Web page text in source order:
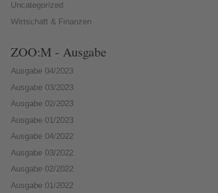
Uncategorized
Wirtschaft & Finanzen
ZOO:M - Ausgabe
Ausgabe 04/2023
Ausgabe 03/2023
Ausgabe 02/2023
Ausgabe 01/2023
Ausgabe 04/2022
Ausgabe 03/2022
Ausgabe 02/2022
Ausgabe 01/2022